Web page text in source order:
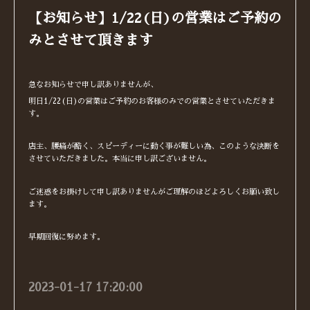
【お知らせ】1/22(日)の営業はご予約の
みとさせて頂きます
急なお知らせで申し訳ありませんが、
明日1/22(日)の営業はご予約のお客様のみでの営業とさせていただきま
す。
店主、腰痛が酷く、スピーディーに動く事が難しい為、このような決断を
させていただきました。本当に申し訳ございません。
ご迷惑をお掛けして申し訳ありませんがご理解のほどよろしくお願い致し
ます。
早期回復に努めます。
2023-01-17 17:20:00